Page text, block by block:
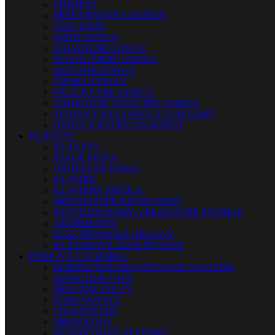
CHIMESY
FREKVENČNÉ LADIČKY
TAM-TAMY
WIND GONGY
NALADENÉ GONGY
PLANETÁRNE GONGY
OSTATNÉ GONGY
ČÍNSKE ČINELY
PALIČKY PRE GONGY
NÁHRADNÉ DIELY PRE GONGY
STOJANY NA GONGY A TAM-TAMY
OBALY A KUFRE NA GONGY
KLÁVESY
KLÁVESY
STAGE PIÁNA
DIGITÁLNE PIÁNA
KLAVÍRE
KLAVÍRNE KRÍDLA
MIDI MASTER KEYBOARDY
SYNTETIZÁTORY A PRACOVNÉ STANICE
AKORDEÓNY
ELEKTRONICKÉ ORGANY
KLÁVESOVÉ ZOSILŇOVAČE
PÓDIOVÁ TECHNIKA
KOMPLETNÉ OZVUČOVACIE SYSTÉMY
REPRODUKTORY
MIXÁŽNE PULTY
ZOSILŇOVAČE
CROSSOVERY
MIKROFÓNY
BEZDRÔTOVÉ SYSTÉMY